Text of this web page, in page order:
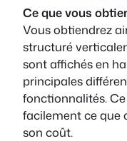
Ce que vous
Vous obtiendrez
structuré
sont affichés en
principales
fonctionnalités.
facilement ce que
son coût.